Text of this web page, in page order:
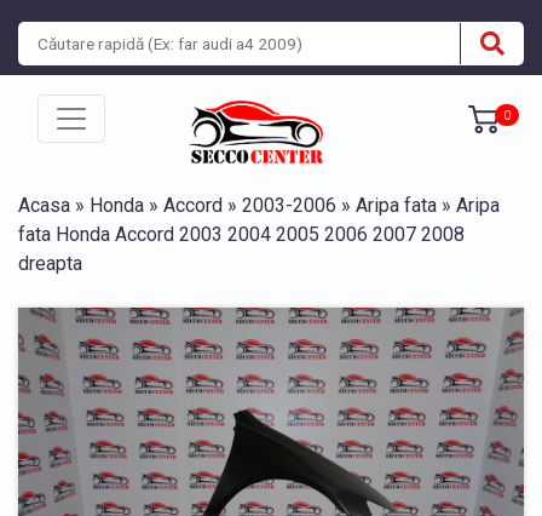
0
Acasa » Honda » Accord » 2003-2006 » Aripa fata » Aripa
fata Honda Accord 2003 2004 2005 2006 2007 2008
dreapta